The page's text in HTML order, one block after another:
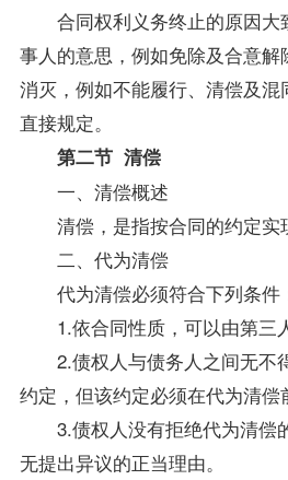
合同权利义务终止的原因大
事人的意思，例如免除及合意
消灭，例如不能履行、清偿及
直接规定。
第二节 清偿
一、清偿概述
清偿，是指按合同的约定实
二、代为清偿
代为清偿必须符合下列条件
1.依合同性质，可以由第三人
2.债权人与债务人之间无不
约定，但该约定必须在代为清偿
3.债权人没有拒绝代为清偿
无提出异议的正当理由。